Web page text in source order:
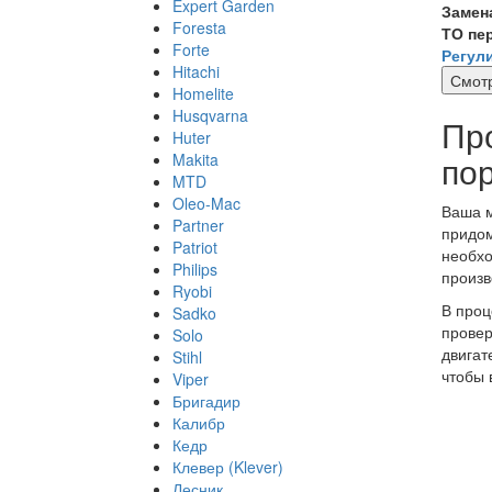
Expert Garden
Foresta
Forte
Hitachi
Homelite
Husqvarna
Huter
Makita
MTD
Oleo-Mac
Partner
Patriot
Philips
Ryobi
Sadko
Solo
Stihl
Viper
Бригадир
Калибр
Кедр
Клевер (Klever)
ТО
Ваша
В
чтобы